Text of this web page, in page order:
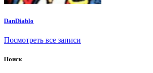
DanDiablo
Посмотреть все записи
Поиск